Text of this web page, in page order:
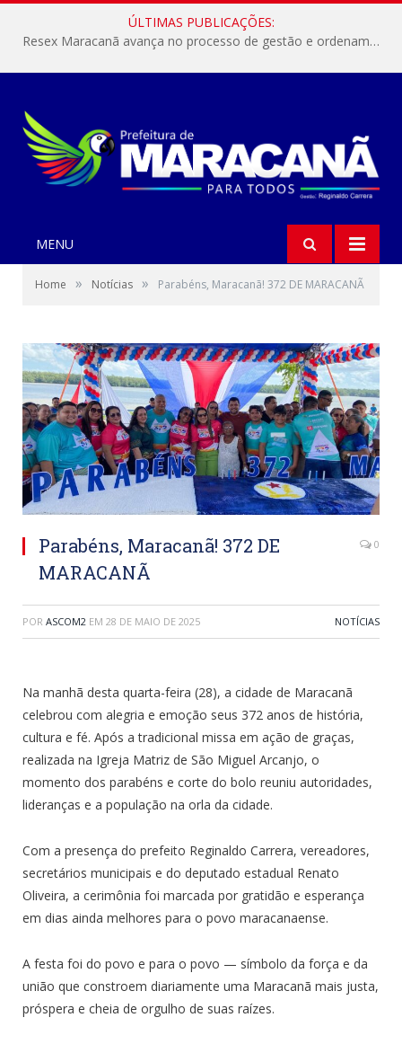
ÚLTIMAS PUBLICAÇÕES:
Resex Maracanã avança no processo de gestão e ordenamento do turismo em nossas áreas protegidas.
MENU
Home » Notícias » Parabéns, Maracanã! 372 DE MARACANÃ
Parabéns, Maracanã! 372 DE
MARACANÃ
0
POR ASCOM2 EM 28 DE MAIO DE 2025 NOTÍCIAS
Na manhã desta quarta-feira (28), a cidade de Maracanã
celebrou com alegria e emoção seus 372 anos de história,
cultura e fé. Após a tradicional missa em ação de graças,
realizada na Igreja Matriz de São Miguel Arcanjo, o
momento dos parabéns e corte do bolo reuniu autoridades,
lideranças e a população na orla da cidade.
Com a presença do prefeito Reginaldo Carrera, vereadores,
secretários municipais e do deputado estadual Renato
Oliveira, a cerimônia foi marcada por gratidão e esperança
em dias ainda melhores para o povo maracanaense.
A festa foi do povo e para o povo — símbolo da força e da
união que constroem diariamente uma Maracanã mais justa,
próspera e cheia de orgulho de suas raízes.